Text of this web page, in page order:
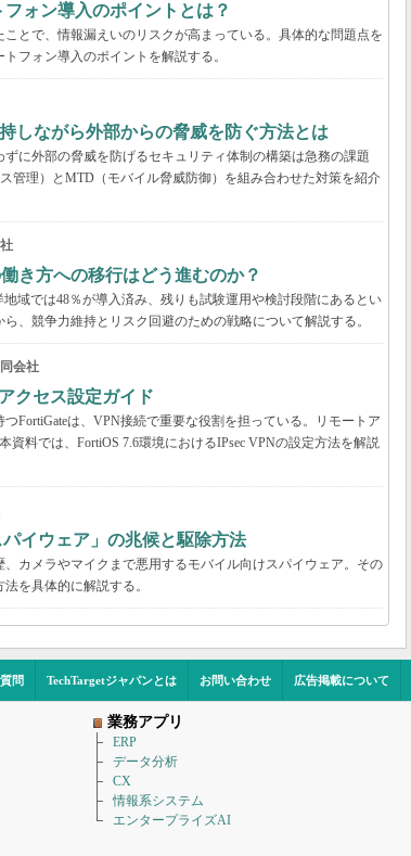
ォン導入のポイントとは？
とで、情報漏えいのリスクが高まっている。具体的な問題点を
フォン導入のポイントを解説する。
ながら外部からの脅威を防ぐ方法とは
に外部の脅威を防げるセキュリティ体制の構築は急務の課題
管理）とMTD（モバイル脅威防御）を組み合わせた対策を紹介
き方への移行はどう進むのか？
域では48％が導入済み、残りも試験運用や検討段階にあるとい
、競争力維持とリスク回避のための戦略について解説する。
会社
クセス設定ガイド
FortiGateは、VPN接続で重要な役割を担っている。リモートア
資料では、FortiOS 7.6環境におけるIPsec VPNの設定方法を解説
イウェア」の兆候と駆除方法
カメラやマイクまで悪用するモバイル向けスパイウェア。その
を具体的に解説する。
問 TechTargetジャパンとは お問い合わせ 広告掲載について
業務アプリ
ERP
データ分析
CX
情報系システム
エンタープライズAI